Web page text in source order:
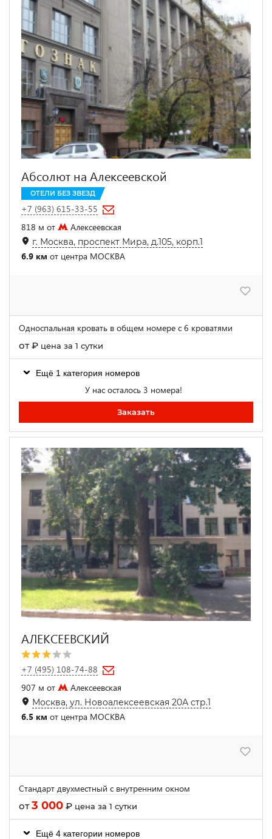
Абсолют на Алексеевской
ОТЕЛИ БЕЗ ЗВЕЗД
+7 (963) 615-33-55
818 м от
Алексеевская
г. Москва, проспект Мира, д.105, корп.1
6.9 км от центра МОСКВА
Односпальная кровать в общем номере с 6 кроватями
от₽ цена за 1 сутки
Ещё 1 категория номеров
У нас осталось 3 номера!
Заказать
АЛЕКСЕЕВСКИЙ
+7 (495) 108-74-88
907 м от
Алексеевская
Москва, ул. Новоалексеевская 20А стр.1
6.5 км от центра МОСКВА
Стандарт двухместный с внутренним окном
от3 000 ₽ цена за 1 сутки
Ещё 4 категории номеров